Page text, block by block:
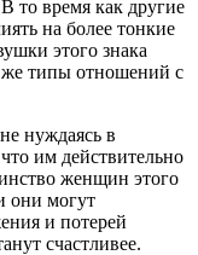
то время как другие
на более тонкие
этого знака
типы отношений с
нуждаясь в
им действительно
женщин этого
они могут
и потерей
счастливее.